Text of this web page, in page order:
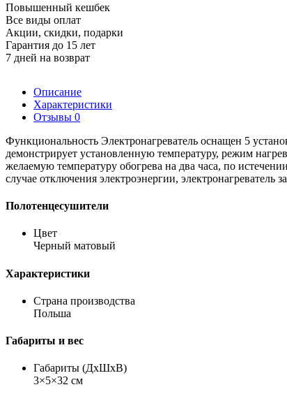
Повышенный кешбек
Все виды оплат
Акции, скидки, подарки
Гарантия до 15 лет
7 дней на возврат
Описание
Характеристики
Отзывы 0
Функциональность Электронагреватель оснащен 5
демонстрирует установленную температуру, режим
желаемую температуру обогрева на два часа, по
случае отключения электроэнергии,
Полотенцесушители
Цвет
Черный матовый
Характеристики
Страна производства
Польша
Габариты и вес
Габариты (ДхШхВ)
3×5×32 см